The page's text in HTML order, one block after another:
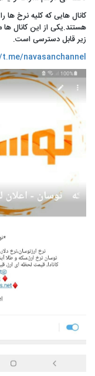
کانال هایی که کلیه نرخ ها
هستند.یکی از این کانال
زیر قابل دسترسی است.
navasanchannel